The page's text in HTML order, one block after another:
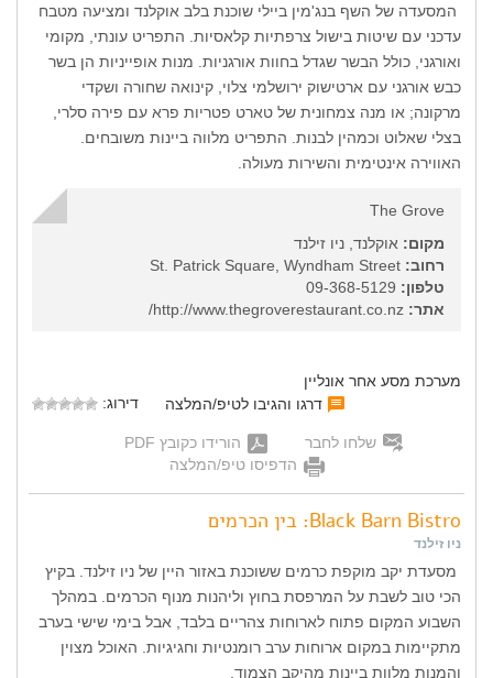
המסעדה של השף בנג'מין ביילי שוכנת בלב אוקלנד ומציעה מטבח
עדכני עם שיטות בישול צרפתיות קלאסיות. התפריט עונתי, מקומי
ואורגני, כולל הבשר שגדל בחוות אורגניות. מנות אופייניות הן בשר
כבש אורגני עם ארטישוק ירושלמי צלוי, קינואה שחורה ושקדי
מרקונה; או מנה צמחונית של טארט פטריות פרא עם פירה סלרי,
בצלי שאלוט וכמהין לבנות. התפריט מלווה ביינות משובחים.
האווירה אינטימית והשירות מעולה.
The Grove
מקום: אוקלנד, ניו זילנד
רחוב:
טלפון:
אתר:
מערכת מסע אחר אונליין
דרגו והגיבו לטיפ/המלצה
דירוג:
שלחו לחבר
הורידו כקובץ PDF
הדפיסו טיפ/המלצה
Black Barn Bistro: בין הכרמים
ניו זילנד
מסעדת יקב מוקפת כרמים ששוכנת באזור היין של ניו זילנד. בקיץ
הכי טוב לשבת על המרפסת בחוץ וליהנות מנוף הכרמים. במהלך
השבוע המקום פתוח לארוחות צהריים בלבד, אבל בימי שישי בערב
מתקיימות במקום ארוחות ערב רומנטיות וחגיגיות. האוכל מצוין
והמנות מלוות ביינות מהיקב הצמוד.